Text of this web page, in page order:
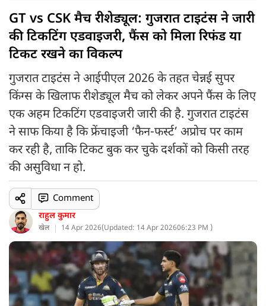
GT vs CSK मैच रीशेड्यूल: गुजरात टाइटंस ने जारी
की टिकटिंग एडवाइजरी, फैंस को मिला रिफंड या
टिकट रखने का विकल्प
गुजरात टाइटंस ने आईपीएल 2026 के तहत चेन्नई सुपर
किंग्स के खिलाफ रीशेड्यूल मैच को लेकर अपने फैंस के लिए
एक अहम टिकटिंग एडवाइजरी जारी की है. गुजरात टाइटंस
ने साफ किया है कि फ्रेंचाइजी ‘फैन-फर्स्ट’ अप्रोच पर काम
कर रही है, ताकि टिकट बुक कर चुके दर्शकों को किसी तरह
की असुविधा न हो.
राहुल कुमार
खेल 14 Apr 2026(Updated: 14 Apr 202606:23 PM )
Comment